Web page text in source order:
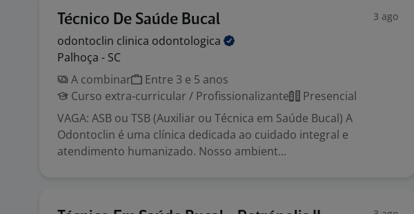
Técnico De Saúde Bucal 3 ago
odontoclin clinica odontologica
Palhoça - SC
A combinar
Entre 3 e 5 anos
Curso extra-curricular / Profissionalizante
Presencial
VAGA: ASB ou TSB (Auxiliar ou Técnica em Saúde Bucal) A
Odontoclin é uma clínica dedicada ao cuidado integral e
atendimento humanizado. Nosso ambient...